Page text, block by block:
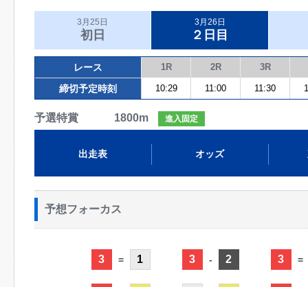
3月25日
初日
3月26日
２日目
レース 1R 2R 3R
締切予定時刻 10:29 11:00 11:30
予選特賞 1800m 進入固定
出走表 オッズ
予想フォーカス
3 = 1 3 - 2 3 =